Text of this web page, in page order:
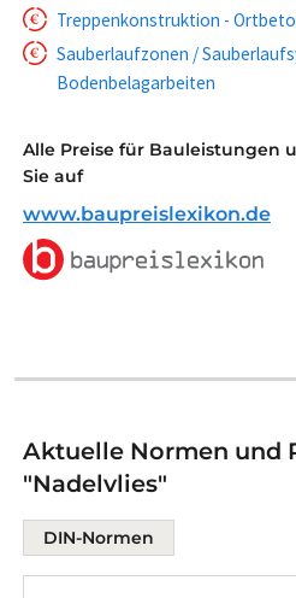
Treppenkonstruktion -
Sauberlaufzonen /
Bodenbelagarbeiten
Alle Preise für Bauleistungen
Sie auf
www.baupreislexikon.de
Aktuelle Normen und
"Nadelvlies"
DIN-Normen